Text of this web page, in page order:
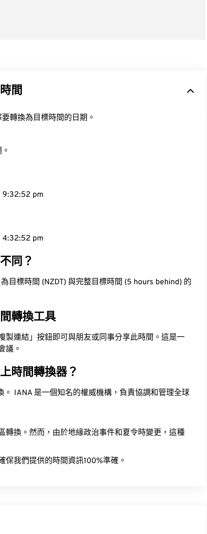
間
轉換為目標時間的日期。
9:32:53 pm
4:32:53 pm
同？
目標時間 (NZDT) 與完整目標時間 (5 hours behind) 的
轉換工具
製連結」按鈕即可與朋友或同事分享此時間。這是一
議。
時間轉換器？
。 IANA 是一個知名的權威機構，負責協調和管理全球
轉換。然而，由於地緣政治事件和夏令時變更，這種
保我們提供的時間資訊100%準確。